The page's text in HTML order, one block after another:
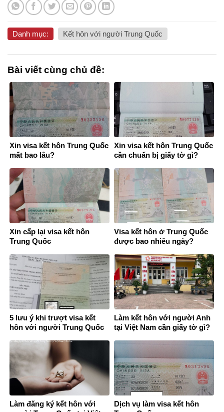
Danh mục: Kết hôn với người Trung Quốc
Bài viết cùng chủ đề:
Xin visa kết hôn Trung Quốc
mất bao lâu?
Xin visa kết hôn Trung Quốc
cần chuẩn bị giấy tờ gì?
Xin cấp lại visa kết hôn
Trung Quốc
Visa kết hôn ở Trung Quốc
được bao nhiêu ngày?
5 lưu ý khi trượt visa kết
hôn với người Trung Quốc
Làm kết hôn với người Anh
tại Việt Nam cần giấy tờ gì?
Làm đăng ký kết hôn với
Dịch vụ làm visa kết hôn